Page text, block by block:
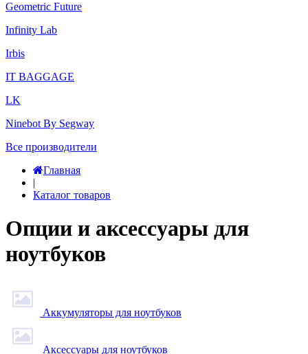
Geometric Future
Infinity Lab
Irbis
IT BAGGAGE
LK
Ninebot By Segway
Все производители
Главная
|
Каталог товаров
Опции и аксессуары для
ноутбуков
Аккумуляторы для ноутбуков
Аксессуары для ноутбуков